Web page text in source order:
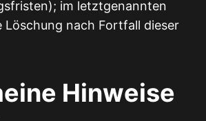
im letztgenannten
Löschung nach Fortfall dieser
Hinweise